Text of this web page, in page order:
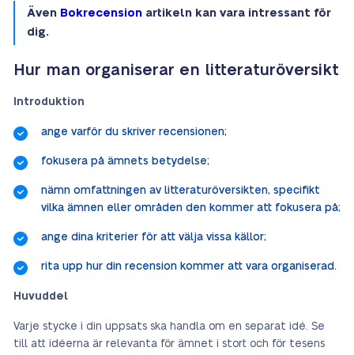
Även Bokrecension artikeln kan vara intressant för
dig.
Hur man organiserar en litteraturöversikt
Introduktion
ange varför du skriver recensionen;
fokusera på ämnets betydelse;
nämn omfattningen av litteraturöversikten, specifikt
vilka ämnen eller områden den kommer att fokusera på;
ange dina kriterier för att välja vissa källor;
rita upp hur din recension kommer att vara organiserad.
Huvuddel
Varje stycke i din uppsats ska handla om en separat idé. Se
till att idéerna är relevanta för ämnet i stort och för tesens